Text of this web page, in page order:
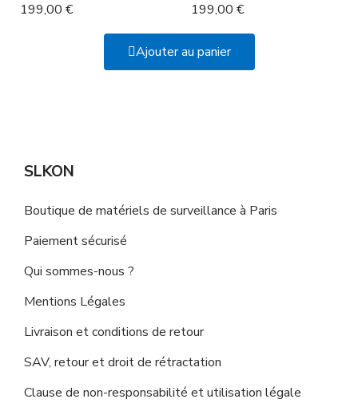
199,00 € 199,00 €
Ajouter au panier
SLKON
Boutique de matériels de surveillance à Paris
Paiement sécurisé
Qui sommes-nous ?
Mentions Légales
Livraison et conditions de retour
SAV, retour et droit de rétractation
Clause de non-responsabilité et utilisation légale